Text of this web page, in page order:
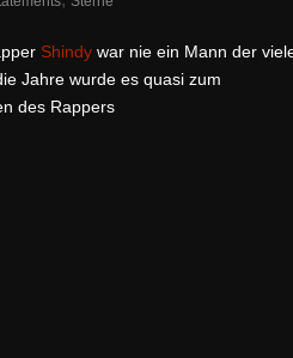
Shindy war nie ein Mann der
Jahre wurde es quasi zum
des Rappers